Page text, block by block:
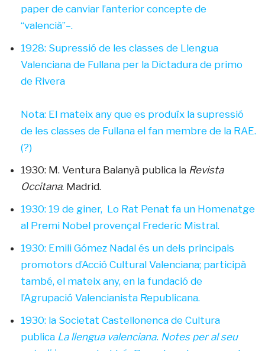
paper de canviar l’anterior concepte de
“valencià”–.
1928: Supressió de les classes de Llengua
Valenciana de Fullana per la Dictadura de primo
de Rivera
Nota: El mateix any que es produïx la supressió
de les classes de Fullana el fan membre de la RAE.
(?)
1930: M. Ventura Balanyà publica la Revista
Occitana. Madrid.
1930: 19 de giner, Lo Rat Penat fa un Homenatge
al Premi Nobel provençal Frederic Mistral.
1930: Emili Gómez Nadal és un dels principals
promotors d’Acció Cultural Valenciana; participà
també, el mateix any, en la fundació de
l’Agrupació Valencianista Republicana.
1930: la Societat Castellonenca de Cultura
publica La llengua valenciana. Notes per al seu